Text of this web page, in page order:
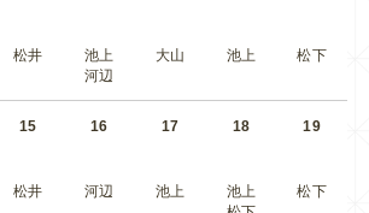
松井
池上
河辺
大山 池上 松下
15
松井
16
河辺
17
池上
18
池上
19
松下